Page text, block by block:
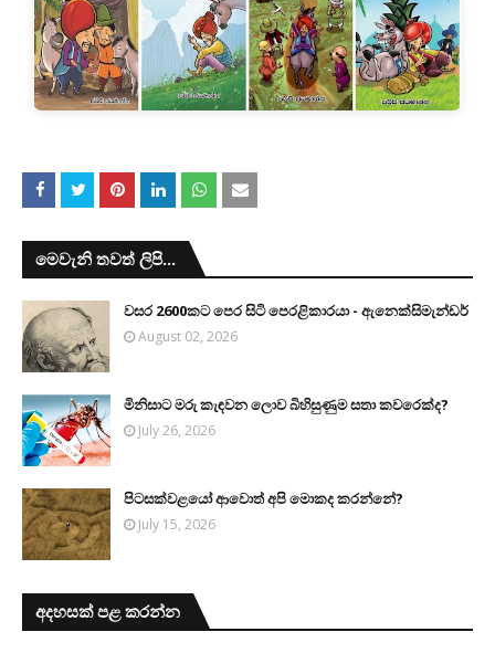
මෙවැනි තවත් ලිපි...
වසර 2600කට පෙර සිටි පෙරළිකාරයා - ඇනෙක්සිමැන්ඩර්
August 02, 2026
මිනිසාට මරු කැඳවන ලොව බිහිසුණුම සතා කවරෙක්ද?
July 26, 2026
පිටසක්වළයෝ ආවොත් අපි මොකද කරන්නේ?
July 15, 2026
අදහසක් පළ කරන්න